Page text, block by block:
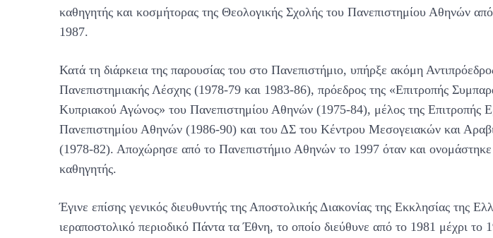
καθηγητής και κοσμήτορας της Θεολογικής Σχολής του Πανεπιστημίου Αθηνών
1987.
Κατά τη διάρκεια της παρουσίας του στο Πανεπιστήμιο, υπήρξε ακόμη
Πανεπιστημιακής Λέσχης (1978-79 και 1983-86), πρόεδρος της «Επιτροπής
Κυπριακού Αγώνος» του Πανεπιστημίου Αθηνών (1975-84), μέλος της Επιτροπής
Πανεπιστημίου Αθηνών (1986-90) και του ΔΣ του Kέντρου Μεσογειακών και
(1978-82). Αποχώρησε από το Πανεπιστήμιο Αθηνών το 1997 όταν και ονομάστηκε
καθηγητής.
Έγινε επίσης γενικός διευθυντής της Αποστολικής Διακονίας της Εκκλησίας της
ιεραποστολικό περιοδικό Πάντα τα Έθνη, το οποίο διεύθυνε από το 1981 μέχρι